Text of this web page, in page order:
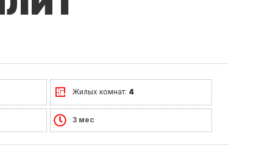
Жилых комнат: 4
3 мес